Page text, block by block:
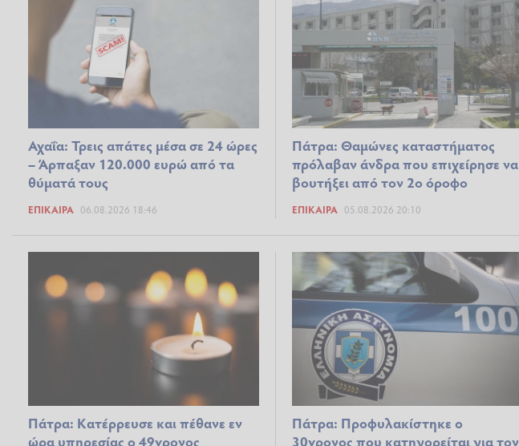
Αχαΐα: Τρεις απάτες μέσα σε 24 ώρες
– Άρπαξαν 120.000 ευρώ από τα
θύματά τους
ΕΠΊΚΑΙΡΑ 06.08.2026 18:46
Πάτρα: Θαμώνες καταστήματος
πρόλαβαν άνδρα που επιχείρησε να
βουτήξει από τον 2ο όροφο
ΕΠΊΚΑΙΡΑ 05.08.2026 20:10
Πάτρα: Κατέρρευσε και πέθανε εν
ώρα υπηρεσίας ο 49χρονος
Πάτρα: Προφυλακίστηκε ο
30χρονος που κατηγορείται για τον